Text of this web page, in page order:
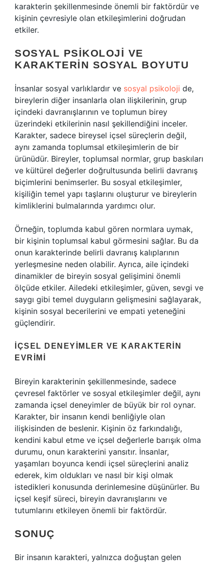
karakterin şekillenmesinde önemli bir faktördür ve
kişinin çevresiyle olan etkileşimlerini doğrudan
etkiler.
SOSYAL PSIKOLOJI VE
KARAKTERIN SOSYAL BOYUTU
İnsanlar sosyal varlıklardır ve sosyal psikoloji de,
bireylerin diğer insanlarla olan ilişkilerinin, grup
içindeki davranışlarının ve toplumun birey
üzerindeki etkilerinin nasıl şekillendiğini inceler.
Karakter, sadece bireysel içsel süreçlerin değil,
aynı zamanda toplumsal etkileşimlerin de bir
ürünüdür. Bireyler, toplumsal normlar, grup baskıları
ve kültürel değerler doğrultusunda belirli davranış
biçimlerini benimserler. Bu sosyal etkileşimler,
kişiliğin temel yapı taşlarını oluşturur ve bireylerin
kimliklerini bulmalarında yardımcı olur.
Örneğin, toplumda kabul gören normlara uymak,
bir kişinin toplumsal kabul görmesini sağlar. Bu da
onun karakterinde belirli davranış kalıplarının
yerleşmesine neden olabilir. Ayrıca, aile içindeki
dinamikler de bireyin sosyal gelişimini önemli
ölçüde etkiler. Ailedeki etkileşimler, güven, sevgi ve
saygı gibi temel duyguların gelişmesini sağlayarak,
kişinin sosyal becerilerini ve empati yeteneğini
güçlendirir.
İÇSEL DENEYIMLER VE KARAKTERIN
EVRIMI
Bireyin karakterinin şekillenmesinde, sadece
çevresel faktörler ve sosyal etkileşimler değil, aynı
zamanda içsel deneyimler de büyük bir rol oynar.
Karakter, bir insanın kendi benliğiyle olan
ilişkisinden de beslenir. Kişinin öz farkındalığı,
kendini kabul etme ve içsel değerlerle barışık olma
durumu, onun karakterini yansıtır. İnsanlar,
yaşamları boyunca kendi içsel süreçlerini analiz
ederek, kim oldukları ve nasıl bir kişi olmak
istedikleri konusunda derinlemesine düşünürler. Bu
içsel keşif süreci, bireyin davranışlarını ve
tutumlarını etkileyen önemli bir faktördür.
SONUÇ
Bir insanın karakteri, yalnızca doğuştan gelen